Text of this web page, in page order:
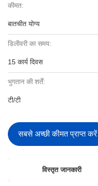
कीमत:
बातचीत योग्य
डिलीवरी का समय:
15 कार्य दिवस
भुगतान की शर्तें:
टी/टी
सबसे अच्छी कीमत प्राप्त करें
विस्तृत जानकारी